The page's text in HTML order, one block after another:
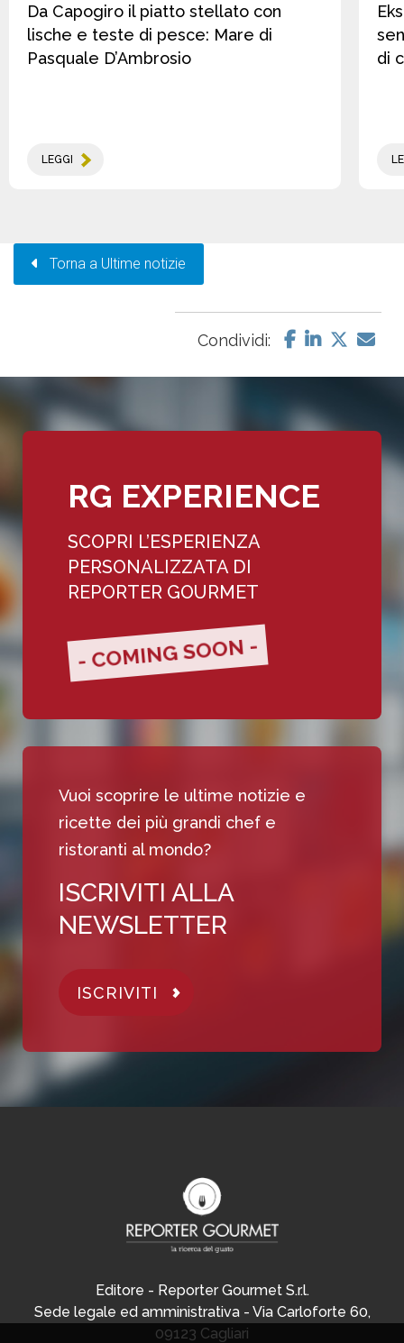
Da Capogiro il piatto stellato con
lische e teste di pesce: Mare di
Pasquale D’Ambrosio
LEGGI
di
Torna a Ultime notizie
Condividi:
RG EXPERIENCE
SCOPRI L’ESPERIENZA
PERSONALIZZATA DI
REPORTER GOURMET
- COMING SOON -
Vuoi scoprire le ultime notizie e
ricette dei più grandi chef e
ristoranti al mondo?
ISCRIVITI ALLA
NEWSLETTER
ISCRIVITI
Editore - Reporter Gourmet S.r.l.
Sede legale ed amministrativa - Via Carloforte 60,
09123 Cagliari